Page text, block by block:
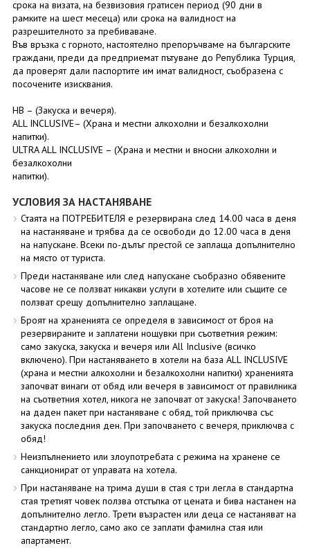
срока на визата, на безвизовия гратисен период (90 дни в
рамките на шест месеца) или срока на валидност на
разрешителното за пребиваване.
Във връзка с горното, настоятелно препоръчваме на българските
граждани, преди да предприемат пътуване до Република Турция,
да проверят дали паспортите им имат валидност, съобразена с
посочените изисквания.
HB – (Закуска и вечеря).
ALL INCLUSIVE– (Храна и местни алкохолни и безалкохолни
напитки).
ULTRA ALL INCLUSIVE – (Храна и местни и вносни алкохолни и
безалкохолни
напитки).
УСЛОВИЯ ЗА НАСТАНЯВАНЕ
Стаята на ПОТРЕБИТЕЛЯ е резервирана след 14.00 часа в деня
на настаняване и трябва да се освободи до 12.00 часа в деня
на напускане. Всеки по-дълъг престой се заплаща допълнително
на място от туриста.
Преди настаняване или след напускане съобразно обявените
часове не се ползват никакви услуги в хотелите или същите се
ползват срещу допълнително заплащане.
Броят на храненията се определя в зависимост от броя на
резервираните и заплатени нощувки при съответния режим:
само закуска, закуска и вечеря или All Inclusive (всичко
включено). При настаняването в хотели на база ALL INCLUSIVE
(храна и местни алкохолни и безалкохолни напитки) храненията
започват винаги от обяд или вечеря в зависимост от правилника
на съответния хотел, никога не започват от закуска! Започването
на даден пакет при настаняване с обяд, той приключва със
закуска последния ден. При започването с вечеря, приключва с
обяд!
Неизпълнението или злоупотребата с режима на хранене се
санкционират от управата на хотела.
При настаняване на трима души в стая с три легла в стандартна
стая третият човек ползва отстъпка от цената и бива настанен на
допълнително легло. Трети възрастен или деца се настаняват на
стандартно легло, само ако се заплати фамилна стая или
апартамент.